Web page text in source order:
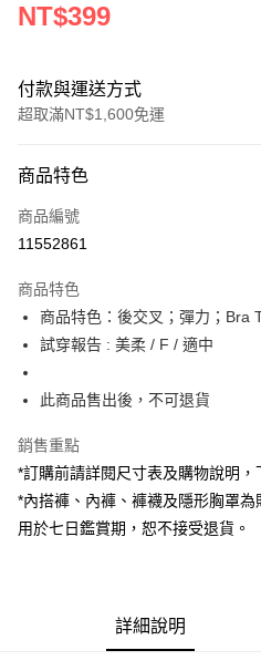
NT$399
付款與運送方式
超取滿NT$1,600免運
信用卡一次付款
超商取貨付款
Apple Pay
街口支付
Google Pay
大哥付你分期
相關說明
1.本服務由台灣大哥大提供，台灣大哥
2.付款方式選擇「大哥付你分期」，訂
消。如遇「轉專審核」未通過狀況，表
法說明評估內容。
AFTEE先享後付
相關說明
１．簡單：不需註冊會員、不需綁卡、
２．便利：只要手機號碼，簡訊認證，
３．安心：先確認商品／服務後，再付款
商品特色
商品編號
11552861
商品特色
商品特色：後交叉；彈力；Bra
試穿報告 : 美柔 / F / 適中
此商品售出後，不可退貨
銷售重點
*訂購前請詳閱尺寸表及購物說明，
*內搭褲、內褲、褲襪及隱形胸罩
用於七日鑑賞期，恕不接受退貨。
詳細說明